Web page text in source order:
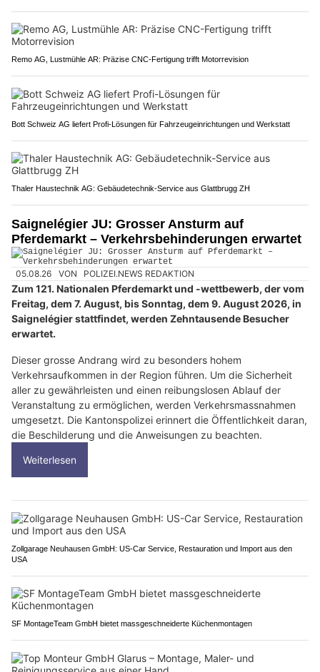
Remo AG, Lustmühle AR: Präzise CNC-Fertigung trifft Motorrevision
Bott Schweiz AG liefert Profi-Lösungen für Fahrzeugeinrichtungen und Werkstatt
Thaler Haustechnik AG: Gebäudetechnik-Service aus Glattbrugg ZH
Saignelégier JU: Grosser Ansturm auf
Pferdemarkt – Verkehrsbehinderungen erwartet
05.08.26 VON POLIZEI.NEWS REDAKTION
Zum 121. Nationalen Pferdemarkt und -wettbewerb, der vom
Freitag, dem 7. August, bis Sonntag, dem 9. August 2026, in
Saignelégier stattfindet, werden Zehntausende Besucher
erwartet.
Dieser grosse Andrang wird zu besonders hohem
Verkehrsaufkommen in der Region führen. Um die Sicherheit
aller zu gewährleisten und einen reibungslosen Ablauf der
Veranstaltung zu ermöglichen, werden Verkehrsmassnahmen
umgesetzt. Die Kantonspolizei erinnert die Öffentlichkeit daran,
die Beschilderung und die Anweisungen zu beachten.
Weiterlesen
Zollgarage Neuhausen GmbH: US-Car Service, Restauration und Import aus den
USA
SF MontageTeam GmbH bietet massgeschneiderte Küchenmontagen